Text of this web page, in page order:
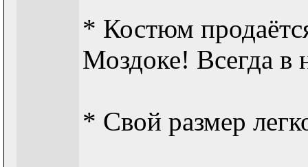
* Костюм
Моздоке! Всегда в
* Свой размер